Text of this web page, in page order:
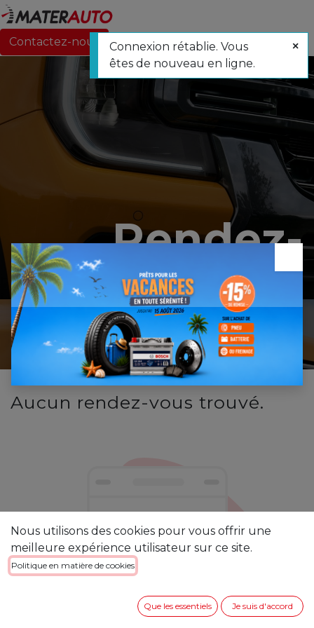
Contactez-nous
Rendez-
vous
Accueil> Rendez-vous
Aucun rendez-vous trouvé.
Nous utilisons des cookies pour vous offrir une
meilleure expérience utilisateur sur ce site.
Politique en matière de cookies
Que les essentiels Je suis d'accord
Connexion rétablie. Vous
êtes de nouveau en ligne.